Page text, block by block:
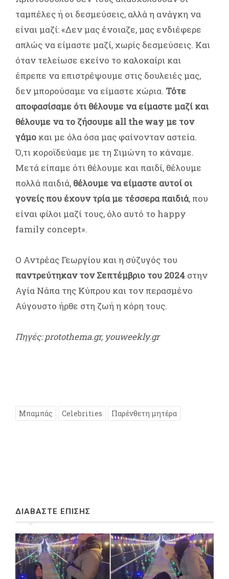
ταμπέλες ή οι δεσμεύσεις, αλλά η ανάγκη να
είναι μαζί: «Δεν μας ένοιαζε, μας ενδιέφερε
απλώς να είμαστε μαζί, χωρίς δεσμεύσεις. Και
όταν τελείωσε εκείνο το καλοκαίρι και
έπρεπε να επιστρέψουμε στις δουλειές μας,
δεν μπορούσαμε να είμαστε χώρια. Τότε
αποφασίσαμε ότι θέλουμε να είμαστε μαζί και
θέλουμε να το ζήσουμε all the way με τον
γάμο και με όλα όσα μας φαίνονταν αστεία.
Ό,τι κοροϊδεύαμε με τη Σιμώνη το κάναμε.
Μετά είπαμε ότι θέλουμε και παιδί, θέλουμε
πολλά παιδιά, θέλουμε να είμαστε αυτοί οι
γονείς που έχουν τρία με τέσσερα παιδιά, που
είναι φίλοι μαζί τους, όλο αυτό το happy
family concept».
Ο Αντρέας Γεωργίου και η σύζυγός του
παντρεύτηκαν τον Σεπτέμβριο του 2024 στην
Αγία Νάπα της Κύπρου και τον περασμένο
Αύγουστο ήρθε στη ζωή η κόρη τους.
Πηγές: protothema.gr, youweekly.gr
Μπαμπάς Celebrities Παρένθετη μητέρα
ΔΙΑΒΑΣΤΕ ΕΠΙΣΗΣ